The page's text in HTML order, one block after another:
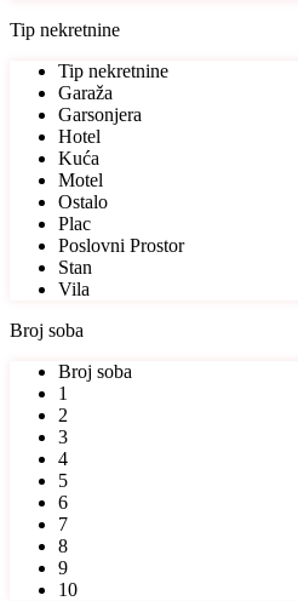
Tip nekretnine
Tip nekretnine
Garaža
Garsonjera
Hotel
Kuća
Motel
Ostalo
Plac
Poslovni Prostor
Stan
Vila
Broj soba
Broj soba
1
2
3
4
5
6
7
8
9
10